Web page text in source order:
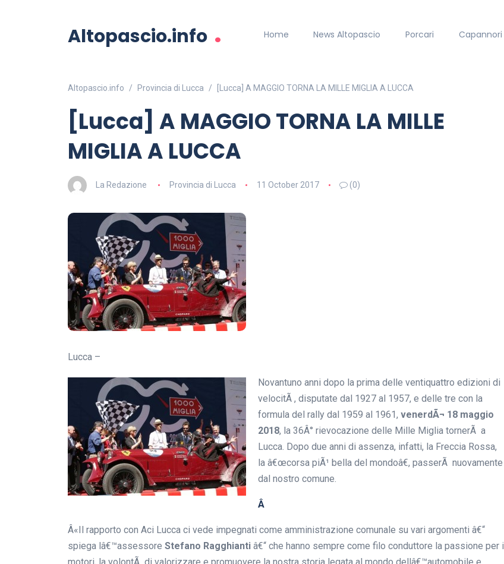
Altopascio.info . Home News Altopascio Porcari Capannori
Altopascio.info Provincia di Lucca [Lucca] A MAGGIO TORNA LA MILLE MIGLIA A LUCCA
[Lucca] A MAGGIO TORNA LA MILLE
MIGLIA A LUCCA
La Redazione Provincia di Lucca 11 October 2017 (0)
Lucca –
Novantuno anni dopo la prima delle ventiquattro edizioni di
velocitÃ , disputate dal 1927 al 1957, e delle tre con la
formula del rally dal 1959 al 1961, venerdÃ¬ 18 maggio
2018, la 36Â° rievocazione delle Mille Miglia tornerÃ a
Lucca. Dopo due anni di assenza, infatti, la Freccia Rossa,
la â€œcorsa piÃ¹ bella del mondoâ€, passerÃ nuovamente
dal nostro comune.
Â
Â«Il rapporto con Aci Lucca ci vede impegnati come amministrazione comunale su vari argomenti â€“
spiega lâ€™assessore Stefano Ragghianti â€“ che hanno sempre come filo conduttore la passione per i